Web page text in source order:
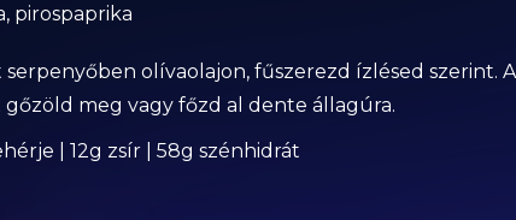
pirospaprika
olívaolajon, fűszerezd ízlésed
meg vagy főzd al dente állagúra.
| 12g zsír | 58g szénhidrát